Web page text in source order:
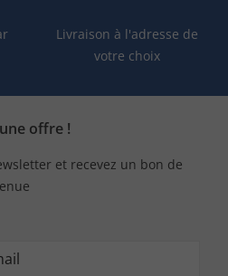
Livraison à l'adresse de
votre choix
offre !
et recevez un bon de